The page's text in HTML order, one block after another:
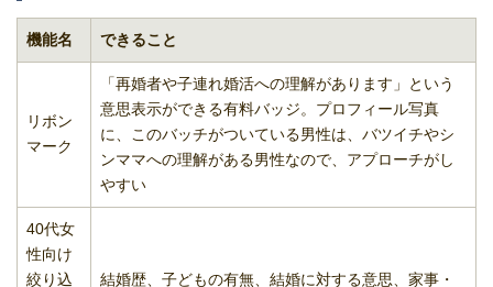
機能名 できること
リボン
マーク
「再婚者や子連れ婚活への理解があります」という
意思表示ができる有料バッジ。プロフィール写真
に、このバッチがついている男性は、バツイチやシ
ンママへの理解がある男性なので、アプローチがし
やすい
40代女
性向け
絞り込
結婚歴、子どもの有無、結婚に対する意思、家事・